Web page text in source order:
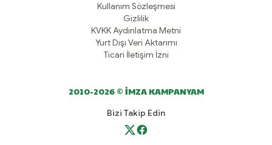
Kullanım Sözleşmesi
Gizlilik
KVKK Aydınlatma Metni
Yurt Dışı Veri Aktarımı
Ticari İletişim İzni
2010-2026 © İMZA KAMPANYAM
Bizi Takip Edin